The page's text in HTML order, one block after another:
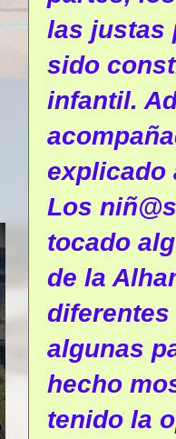
las justas
sido
infantil.
explicado
Los
tocado
de la
algunas
hecho
tenido la